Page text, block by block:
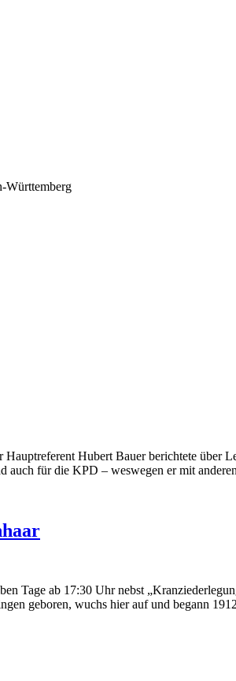
Württemberg
Hubert Bauer berichtete über
auch für die KPD – weswegen er mit
Tage ab 17:30 Uhr nebst
geboren, wuchs hier auf und begann